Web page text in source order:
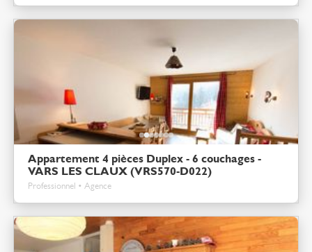
Appartement 4 pièces Duplex - 6 couchages -
VARS LES CLAUX (VRS570-D022)
Professionnel • Agence